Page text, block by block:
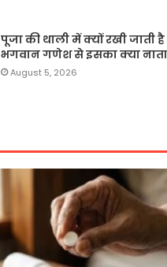
पूजा की थाली में क्यों रखी जाती है
भगवान गणेश से इसका क्या
August 5, 2026